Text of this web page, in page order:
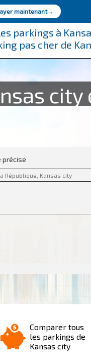
maintenant→
parkings à
pas cher de
précise
Comparer tous
les parkings de
Kansas city